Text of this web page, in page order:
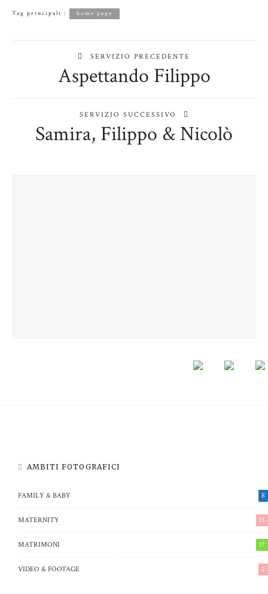
Tag principali : home page
SERVIZIO PRECEDENTE
Aspettando Filippo
SERVIZIO SUCCESSIVO
Samira, Filippo & Nicolò
Alison & Omar: a wedding day in Varese
AMBITI FOTOGRAFICI
FAMILY & BABY 8
MATERNITY 15
MATRIMONI 17
VIDEO & FOOTAGE 2